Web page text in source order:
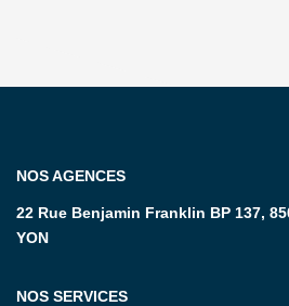
NOS AGENCES
22 Rue Benjamin Franklin BP 137,
YON
NOS SERVICES